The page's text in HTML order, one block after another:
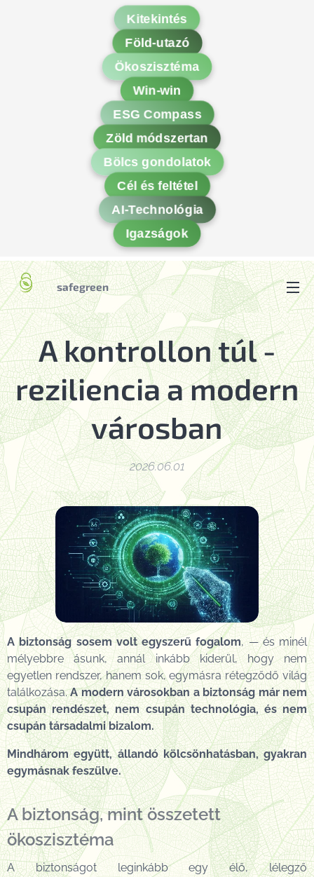
Kitekintés
Föld-utazó
Ökoszisztéma
Win-win
ESG Compass
Zöld módszertan
Bölcs gondolatok
Cél és feltétel
AI-Technológia
Igazságok
safegreen
A kontrollon túl -
reziliencia a modern
városban
2026.06.01
A biztonság sosem volt egyszerű fogalom, — és minél
mélyebbre ásunk, annál inkább kiderül, hogy nem
egyetlen rendszer, hanem sok, egymásra rétegződő világ
találkozása.A modern városokban a biztonság már nem
csupán rendészet, nem csupán technológia, és nem
csupán társadalmi bizalom.
Mindhárom együtt, állandó kölcsönhatásban, gyakran
egymásnak feszülve.
A biztonság, mint összetett
ökoszisztéma
A biztonságot leginkább egy élő, lélegző